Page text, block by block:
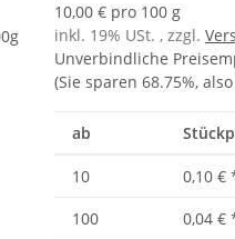
10,00 € pro 100 g
inkl. 19% USt. , zzgl.
Unverbindliche
(Sie sparen 68.75%, also
ab
10 0,10 €
100
0,04 €